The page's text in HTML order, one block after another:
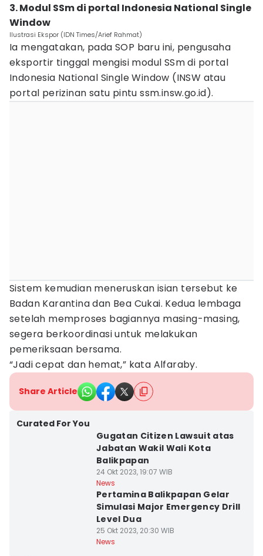
3. Modul SSm di portal Indonesia National Single
Window
Ilustrasi Ekspor (IDN Times/Arief Rahmat)
Ia mengatakan, pada SOP baru ini, pengusaha
eksportir tinggal mengisi modul SSm di portal
Indonesia National Single Window (INSW atau
portal perizinan satu pintu ssm.insw.go.id).
Sistem kemudian meneruskan isian tersebut ke
Badan Karantina dan Bea Cukai. Kedua lembaga
setelah memproses bagiannya masing-masing,
segera berkoordinasi untuk melakukan
pemeriksaan bersama.
“Jadi cepat dan hemat,” kata Alfaraby.
Share Article
Curated For You
Gugatan Citizen Lawsuit atas
Jabatan Wakil Wali Kota
Balikpapan
24 Okt 2023, 19:07 WIB
News
Pertamina Balikpapan Gelar
Simulasi Major Emergency Drill
Level Dua
25 Okt 2023, 20:30 WIB
News